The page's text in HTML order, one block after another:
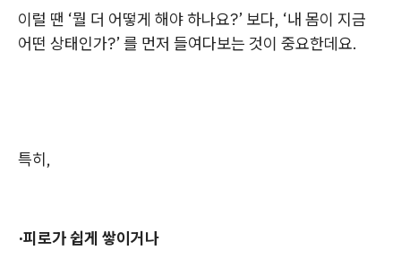
이럴 땐 ‘뭘 더 어떻게 해야 하나요?’ 보다, ‘내 몸이 지금
어떤 상태인가?’ 를 먼저 들여다보는 것이 중요한데요.
특히,
·피로가 쉽게 쌓이거나